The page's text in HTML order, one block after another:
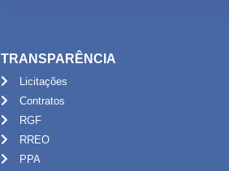
TRANSPARÊNCIA
Licitações
Contratos
RGF
RREO
PPA